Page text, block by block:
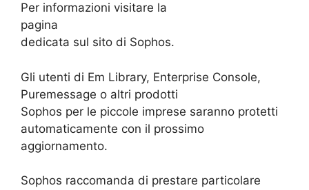
Per informazioni visitare la
pagina
dedicata sul sito di Sophos.
Gli utenti di Em Library, Enterprise Console,
Puremessage o altri prodotti
Sophos per le piccole imprese saranno protetti
automaticamente con il prossimo
aggiornamento.
Sophos raccomanda di prestare particolare